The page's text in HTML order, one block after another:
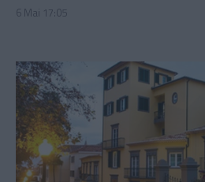
6 Mai 17:05